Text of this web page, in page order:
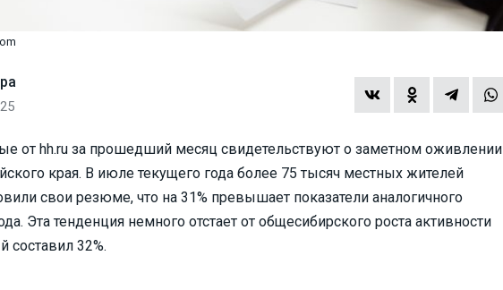
от hh.ru за прошедший месяц свидетельствуют о заметном оживлении
края. В июле текущего года более 75 тысяч местных жителей
свои резюме, что на 31% превышает показатели аналогичного
Эта тенденция немного отстает от общесибирского роста активности
составил 32%.